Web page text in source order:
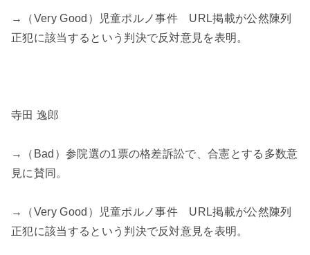
→（Very Good）児童ポルノ事件 URL掲載が公然陳列
正犯に該当するという判決で反対意見を表明。
寺田 逸郎
→（Bad）参院選の1票の格差訴訟で、合憲とする多数意
見に賛同。
→（Very Good）児童ポルノ事件 URL掲載が公然陳列
正犯に該当するという判決で反対意見を表明。